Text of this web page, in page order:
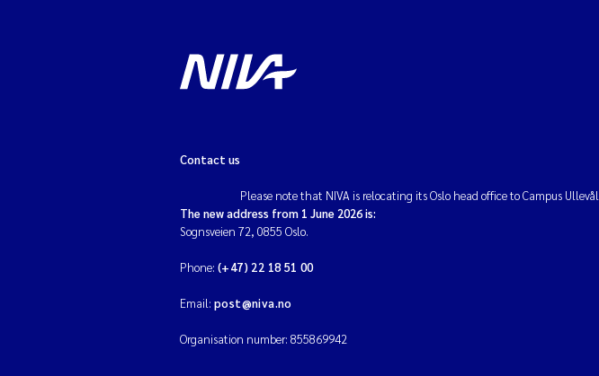
Contact us
Please note that NIVA is relocating its Oslo head office to Campus
The new address from 1 June 2026 is:
Sognsveien 72, 0855 Oslo.
Phone: (+47) 22 18 51 00
Email: post@niva.no
Organisation number: 855869942